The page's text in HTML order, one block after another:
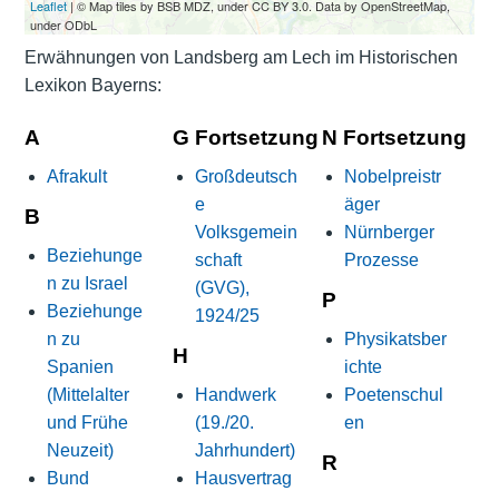
Leaflet| © Map tiles by BSB MDZ, under CC BY 3.0. Data by OpenStreetMap,
under ODbL
Erwähnungen von Landsberg am Lech im Historischen
Lexikon Bayerns:
A
Afrakult
B
Beziehunge
n zu Israel
Beziehunge
n zu
Spanien
(Mittelalter
und Frühe
Neuzeit)
Bund
G Fortsetzung
Großdeutsch
e
Volksgemein
schaft
(GVG),
1924/25
H
Handwerk
(19./20.
Jahrhundert)
Hausvertrag
N Fortsetzung
Nobelpreistr
äger
Nürnberger
Prozesse
P
Physikatsber
ichte
Poetenschul
en
R